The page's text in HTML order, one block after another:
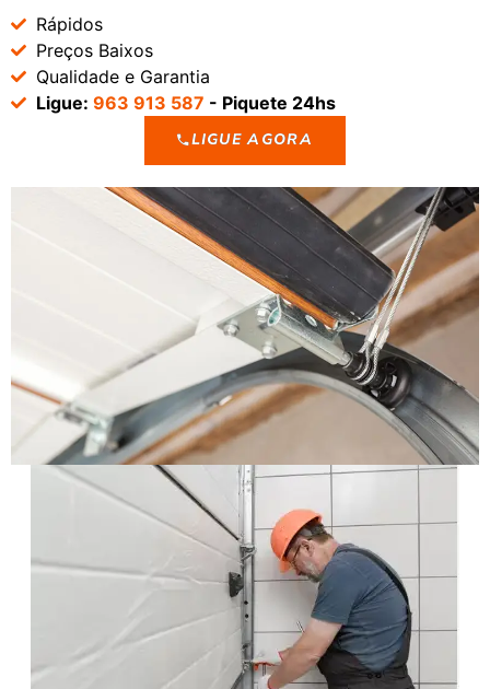
Rápidos
Preços Baixos
Qualidade e Garantia
Ligue: 963 913 587 - Piquete 24hs
LIGUE AGORA